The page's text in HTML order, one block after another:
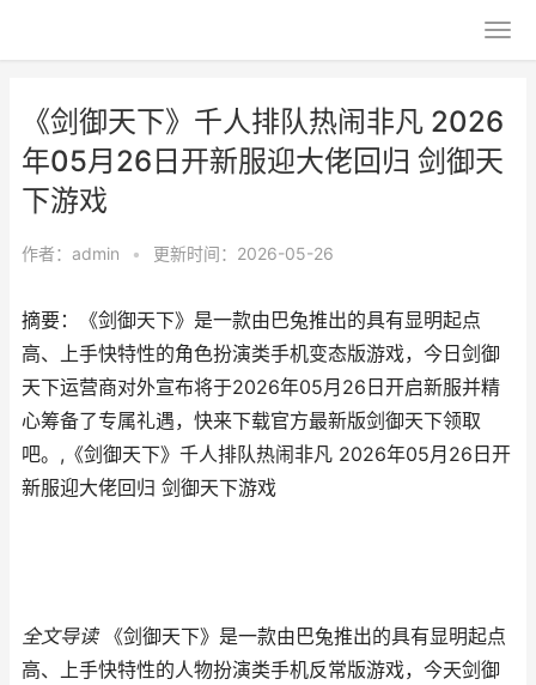
《剑御天下》千人排队热闹非凡 2026
年05月26日开新服迎大佬回归 剑御天
下游戏
作者： admin • 更新时间：2026-05-26
摘要：《剑御天下》是一款由巴兔推出的具有显明起点
高、上手快特性的角色扮演类手机变态版游戏，今日剑御
天下运营商对外宣布将于2026年05月26日开启新服并精
心筹备了专属礼遇，快来下载官方最新版剑御天下领取
吧。,《剑御天下》千人排队热闹非凡 2026年05月26日开
新服迎大佬回归 剑御天下游戏
全文导读《剑御天下》是一款由巴兔推出的具有显明起点
高、上手快特性的人物扮演类手机反常版游戏，今天剑御